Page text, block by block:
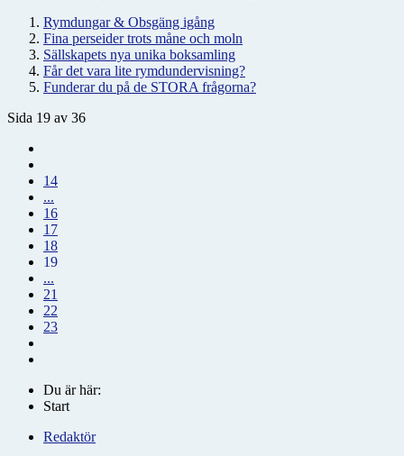
Rymdungar & Obsgäng igång
Fina perseider trots måne och moln
Sällskapets nya unika boksamling
Får det vara lite rymdundervisning?
Funderar du på de STORA frågorna?
Sida 19 av 36
14
...
16
17
18
19
...
21
22
23
Du är här:
Start
Redaktör